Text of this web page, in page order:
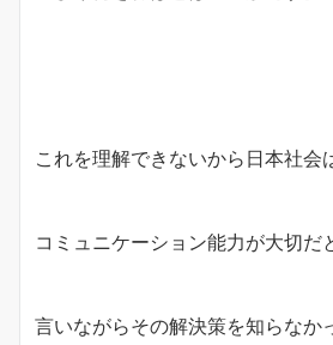
これを理解できないから日本社会
コミュニケーション能力が大切だ
言いながらその解決策を知らなか